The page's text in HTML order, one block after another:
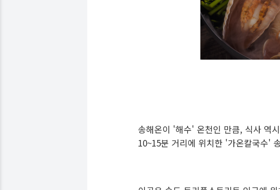
송해온이 '해수' 온천인 만큼, 식사 역
10~15분 거리에 위치한 '가온칼국수'